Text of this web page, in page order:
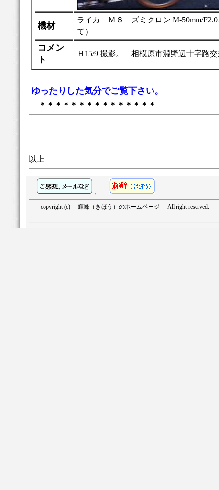
機材
ライカ Ｍ６ ズミクロン M-50mm/
て）
コメン
ト
Ｈ15/9 撮影。 相模原市淵野辺十字路
ゆったりした気分でご覧下さい。
＊＊＊＊＊＊＊＊＊＊＊＊＊＊＊
以上
、
copyright (c) 輝峰（きほう）のホームページ All right reserved.